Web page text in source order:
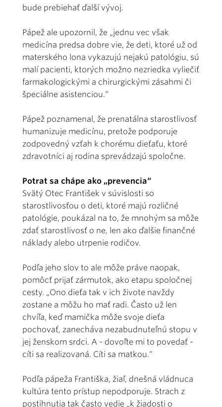
bude prebiehať ďalší vývoj.
Pápež ale upozornil, že „jednu vec však
medicína predsa dobre vie, že deti, ktoré už od
materského lona vykazujú nejakú patológiu, sú
malí pacienti, ktorých možno nezriedka vyliečiť
farmakologickými a chirurgickými zásahmi či
špeciálne asistenciou.“
Pápež poznamenal, že prenatálna starostlivosť
humanizuje medicínu, pretože podporuje
zodpovedný vzťah k chorému dieťaťu, ktoré
zdravotníci aj rodina sprevádzajú spoločne.
Potrat sa chápe ako „prevencia“
Svätý Otec František v súvislosti so
starostlivosťou o deti, ktoré majú rozličné
patológie, poukázal na to, že mnohým sa môže
zdať starostlivosť o ne, len ako ďalšie finančné
náklady alebo utrpenie rodičov.
Podľa jeho slov to ale môže práve naopak,
pomôcť prijať zármutok, ako etapu spoločnej
cesty. „Ono dieťa tak v ich živote navždy
zostane a môžu ho mať radi. Často už len
chvíľa, keď mamička môže svoje dieťa
pochovať, zanecháva nezabudnuteľnú stopu v
jej ženskom srdci. A - dovoľte mi to povedať -
cíti sa realizovaná. Cíti sa matkou.“
Podľa pápeža Františka, žiaľ, dnešná vládnuca
kultúra tento prístup nepodporuje. Strach z
postihnutia tak často vedie „k žiadosti o